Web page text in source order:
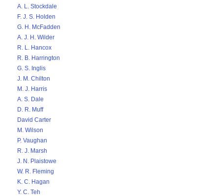
A. L. Stockdale
F. J. S. Holden
G. H. McFadden
A. J. H. Wilder
R. L. Hancox
R. B. Harrington
G. S. Inglis
J. M. Chilton
M. J. Harris
A. S. Dale
D. R. Muff
David Carter
M. Wilson
P. Vaughan
R. J. Marsh
J. N. Plaistowe
W. R. Fleming
K. C. Hagan
Y. C. Teh